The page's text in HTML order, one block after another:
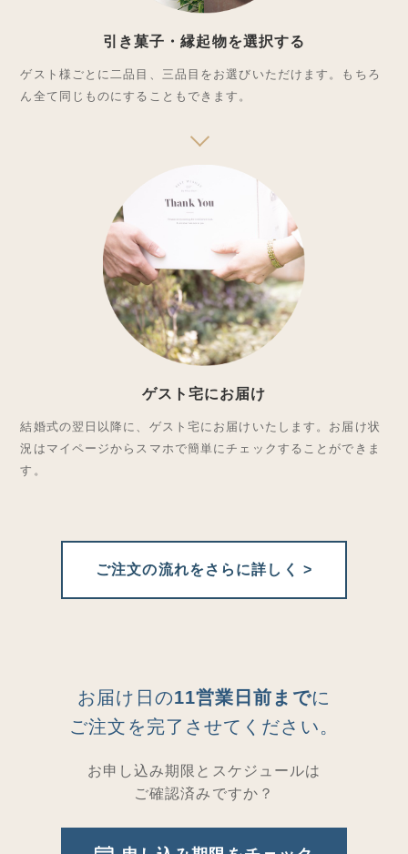
引き菓子・縁起物を選択する
ゲスト様ごとに二品目、三品目をお選びいただけます。もちろ
ん全て同じものにすることもできます。
ゲスト宅にお届け
結婚式の翌日以降に、ゲスト宅にお届けいたします。お届け状
況はマイページからスマホで簡単にチェックすることができま
す。
ご注文の流れをさらに詳しく >
お届け日の11営業日前までに
ご注文を完了させてください。
お申し込み期限とスケジュールは
ご確認済みですか？